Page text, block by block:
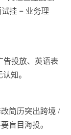
挂 = 业务理
告投放、英语表
知。
简历突出跨境 /
盲目海投。